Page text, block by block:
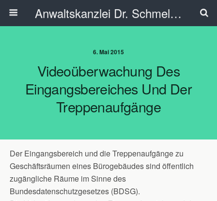
Anwaltskanzlei Dr. Schmelzer - Ahlen
6. Mai 2015
Videoüberwachung Des
Eingangsbereiches Und Der
Treppenaufgänge
Der Eingangsbereich und die Treppenaufgänge zu
Geschäftsräumen eines Bürogebäudes sind öffentlich
zugängliche Räume im Sinne des
Bundesdatenschutzgesetzes (BDSG).